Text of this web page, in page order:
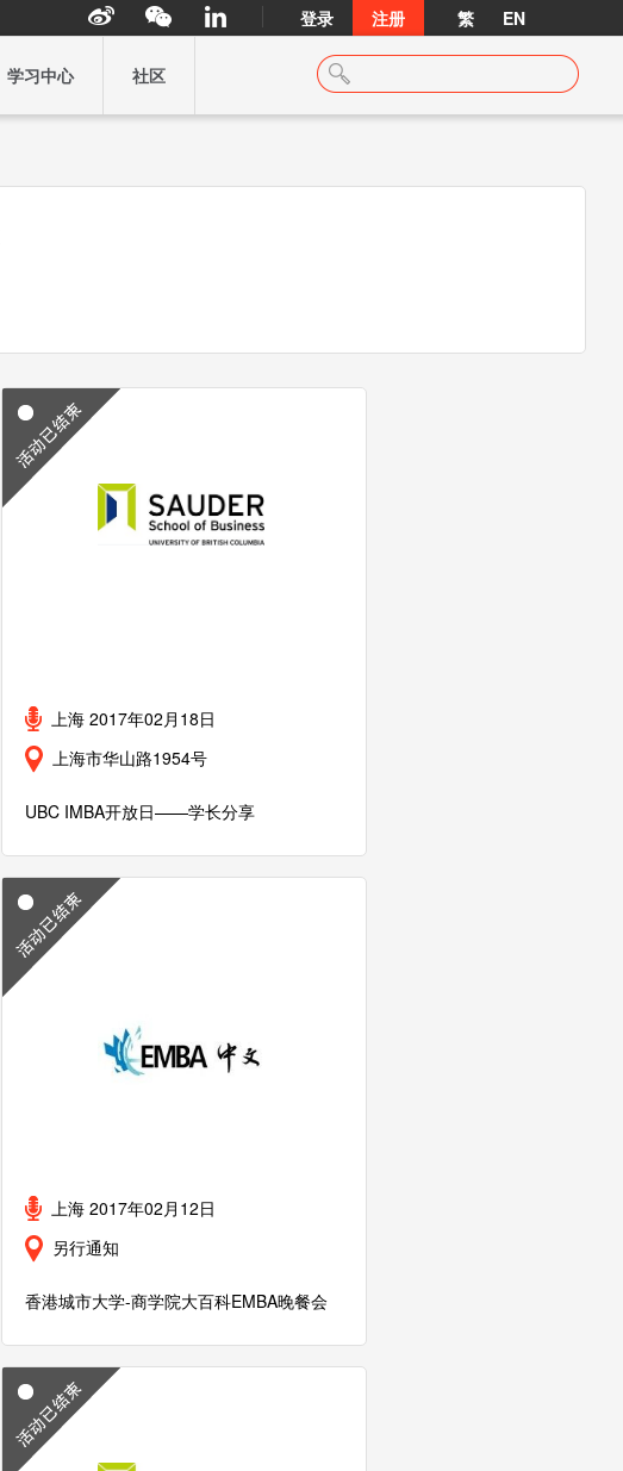
登录 注册 繁 EN
学习中心 社区
上海 2017年02月18日
上海市华山路1954号
UBC IMBA开放日——学长分享
上海 2017年02月12日
另行通知
香港城市大学-商学院大百科EMBA晚餐会